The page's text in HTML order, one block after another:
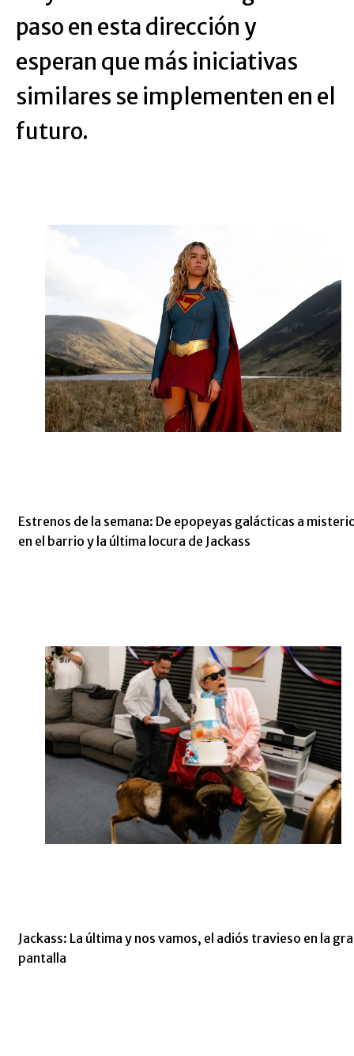
paso en esta dirección y
esperan que más iniciativas
similares se implementen en el
futuro.
Estrenos de la semana: De epopeyas galácticas a
en el barrio y la última locura de Jackass
Jackass: La última y nos vamos, el adiós travieso en la
pantalla